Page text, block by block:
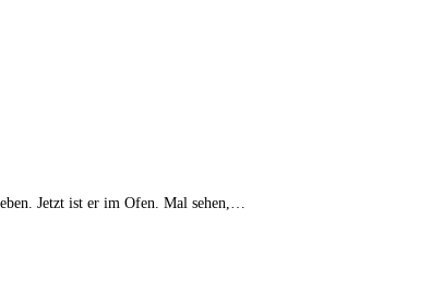
Jetzt ist er im Ofen. Mal sehen,…